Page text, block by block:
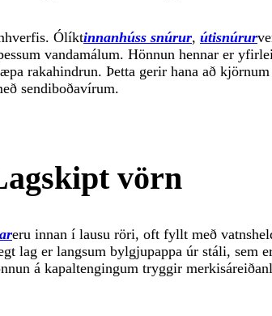
Ólíktinnanhúss snúrur, útisnúrur
vandamálum. Hönnun hennar er
rakahindrun. Þetta gerir hana að
sendiboðavírum.
vörn
eru innan í lausu röri, oft fyllt með
lag er langsum bylgjupappa úr stáli, sem
á kapaltengingum tryggir